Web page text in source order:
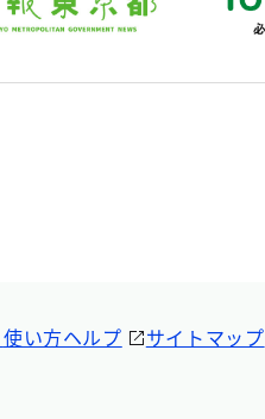
使い方ヘルプ サイトマップ